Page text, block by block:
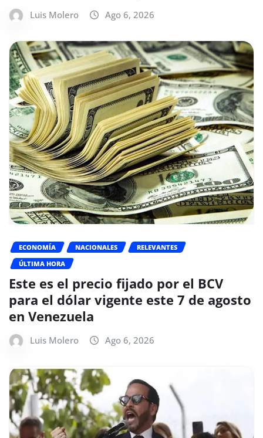
Luis Molero Ago 6, 2026
ECONOMÍA NACIONALES
RELEVANTES
ÚLTIMA HORA
Este es el precio fijado por el BCV
para el dólar vigente este 7 de agosto
en Venezuela
Luis Molero Ago 6, 2026